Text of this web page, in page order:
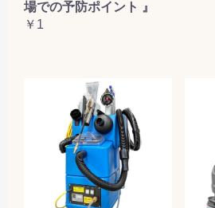
場での予防ポイント 』
￥1